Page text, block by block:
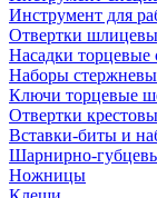
Инструмент для
Отвертки
Насадки торцевые
Наборы
Ключи торцевые
Отвертки
Вставки-биты и
Шарнирно-
Ножницы